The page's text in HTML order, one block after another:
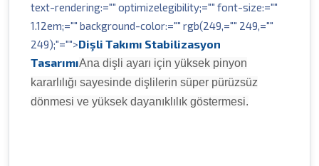
text-rendering:="" optimizelegibility;="" font-size:=""
1.12em;="" background-color:="" rgb(249,="" 249,=""
249);"="">Dişli Takımı Stabilizasyon
TasarımıAna dişli ayarı için yüksek pinyon
kararlılığı sayesinde dişlilerin süper pürüzsüz
dönmesi ve yüksek dayanıklılık göstermesi.